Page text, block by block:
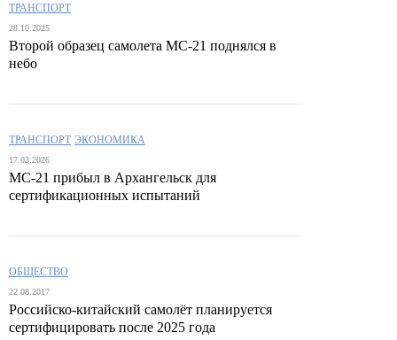
ТРАНСПОРТ
28.10.2025
Второй образец самолета МС-21 поднялся в
небо
ТРАНСПОРТ ЭКОНОМИКА
17.03.2026
МС-21 прибыл в Архангельск для
сертификационных испытаний
ОБЩЕСТВО
22.08.2017
Российско-китайский самолёт планируется
сертифицировать после 2025 года